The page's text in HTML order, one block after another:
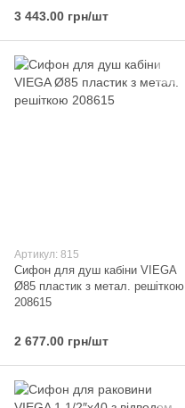
3 443.00 грн/шт
Артикул: 815
Сифон для душ кабiни VIEGA
Ø85 пластик з метал. решіткою
208615
2 677.00 грн/шт